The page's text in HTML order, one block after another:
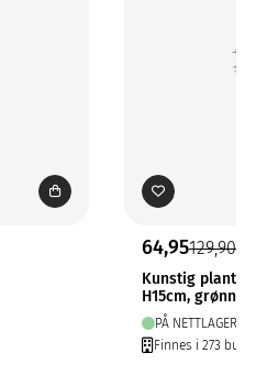
64,95129,90
Kunstig plante
H15cm, grønn
PÅ NETTLAGER
Finnes i 273